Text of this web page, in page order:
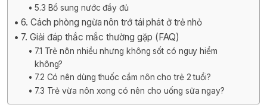
5.3 Bổ sung nước đầy đủ
6. Cách phòng ngừa nôn trớ tái phát ở trẻ nhỏ
7. Giải đáp thắc mắc thường gặp (FAQ)
7.1 Trẻ nôn nhiều nhưng không sốt có nguy hiểm
không?
7.2 Có nên dùng thuốc cầm nôn cho trẻ 2 tuổi?
7.3 Trẻ vừa nôn xong có nên cho uống sữa ngay?